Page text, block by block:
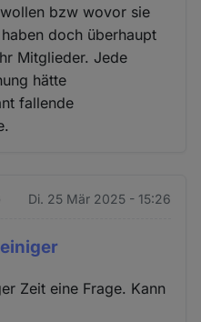
bzw wovor sie
doch überhaupt
Mitglieder. Jede
hätte
fallende
Di. 25 Mär 2025 - 15:26
Zeit eine Frage. Kann